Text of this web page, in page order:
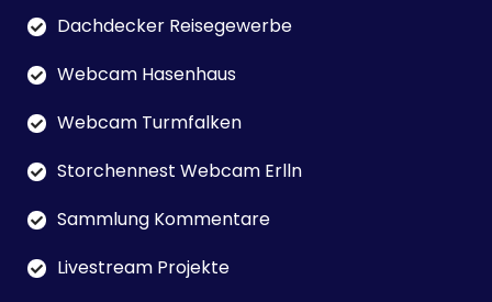
Dachdecker Reisegewerbe
Webcam Hasenhaus
Webcam Turmfalken
Storchennest Webcam Erlln
Sammlung Kommentare
Livestream Projekte